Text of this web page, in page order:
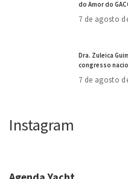
do Amor do
7 de agosto
Dra. Zuleica
congresso
7 de agosto
Instagram